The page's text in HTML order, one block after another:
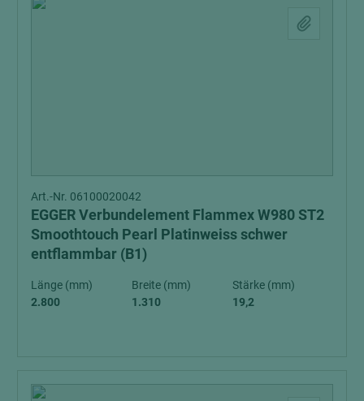
Art.-Nr. 06100020042
EGGER Verbundelement Flammex W980 ST2
Smoothtouch Pearl Platinweiss schwer
entflammbar (B1)
Länge (mm)
2.800
Breite (mm)
1.310
Stärke (mm)
19,2